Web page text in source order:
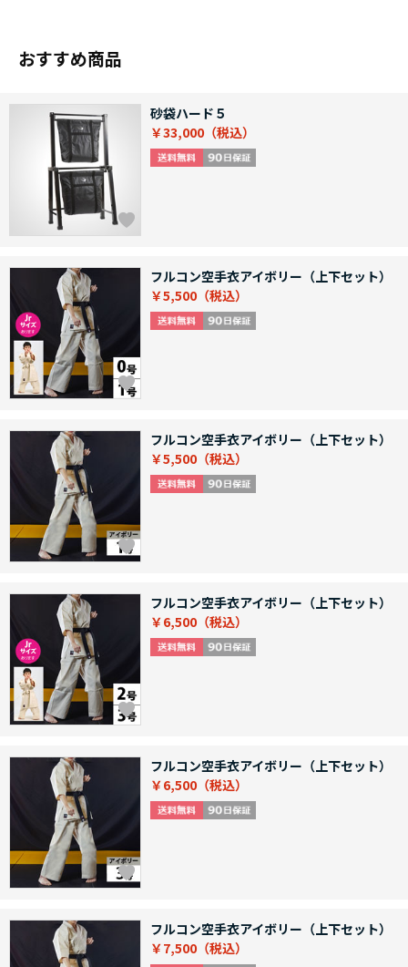
おすすめ商品
砂袋ハード５
￥33,000
フルコン空手衣アイボリー（上下セット）
￥5,500
フルコン空手衣アイボリー（上下セット）
￥5,500
フルコン空手衣アイボリー（上下セット）
￥6,500
フルコン空手衣アイボリー（上下セット）
￥6,500
フルコン空手衣アイボリー（上下セット）
￥7,500